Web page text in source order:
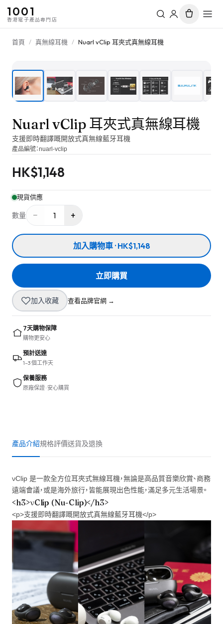
1001
香港電子產品專門店
首頁 / 真無線耳機 / Nuarl vClip 耳夾式真無線耳機
Nuarl vClip 耳夾式真無線耳機
支援即時翻譯嘅開放式真無線藍牙耳機
產品編號：nuarl-vclip
HK$1,148
現貨供應
數量 − 1 +
加入購物車 · HK$1,148
立即購買
加入收藏 查看品牌官網 →
7天購物保障
購物更安心
預計送達
1–3 個工作天
保養服務
原廠保證 · 安心購買
產品介紹規格評價送貨及退換
νClip 是一款全方位耳夾式無線耳機，無論是高品質音樂欣賞、商務
遠端會議，或是海外旅行，皆能展現出色性能，滿足多元生活場景。
<h3>νClip (Nu-Clip)</h3>
<p>支援即時翻譯嘅開放式真無線藍牙耳機</p>